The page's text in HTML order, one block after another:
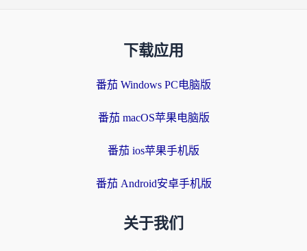
下载应用
番茄 Windows PC电脑版
番茄 macOS苹果电脑版
番茄 ios苹果手机版
番茄 Android安卓手机版
关于我们